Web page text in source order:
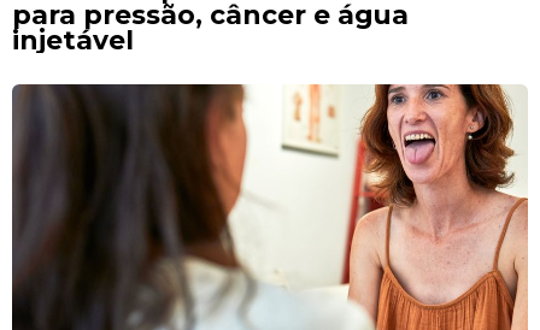
para pressão, câncer e água
injetável